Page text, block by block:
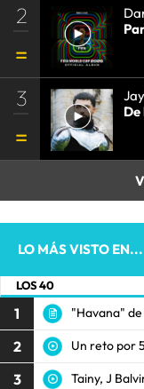
2
3
LO MÁS VISTO EN...
LOS 40
1 "Havana"
2 Un reto por
3 Tainy, J